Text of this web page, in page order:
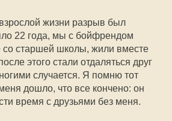
жизни разрыв был
22 года, мы с бойфрендом
старшей школы, жили вместе
этого стали отдаляться друг
случается. Я помню тот
дошло, что все кончено: он
время с друзьями без меня.